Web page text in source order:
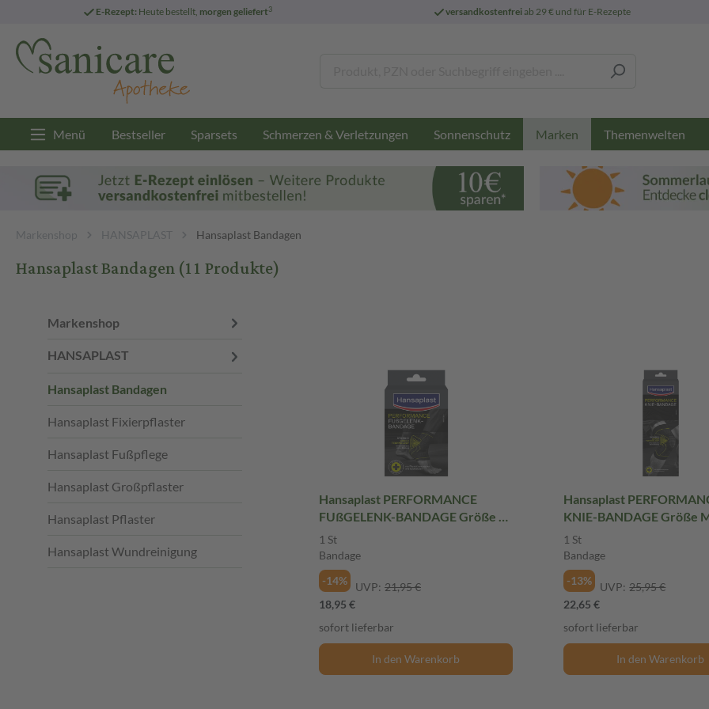
E-Rezept: Heute bestellt, morgen geliefert3 versandkostenfreiab 29 € und für E-Rezepte
Menü Bestseller Sparsets Schmerzen & Verletzungen Sonnenschutz Marken Themenwelten
Markenshop HANSAPLAST Hansaplast Bandagen
Hansaplast Bandagen(11 Produkte)
Markenshop
HANSAPLAST
Hansaplast Bandagen
Hansaplast Fixierpflaster
Hansaplast Fußpflege
Hansaplast Großpflaster
Hansaplast Pflaster
Hansaplast Wundreinigung
Hansaplast PERFORMANCE
FUßGELENK-BANDAGE Größe M
1 St Bandage
1 St
Bandage
-14%
UVP: 21,95 €
18,95 €
sofort lieferbar
In den Warenkorb
Hansaplast
KNIE-BANDAGE Größe
Bandage
1 St
Bandage
-13%
UVP: 25,95 €
22,65 €
sofort lieferbar
In den Warenkorb